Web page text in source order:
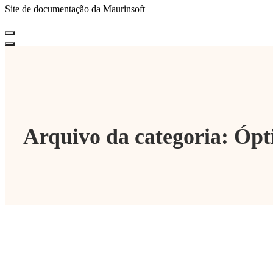
Site de documentação da Maurinsoft
Arquivo da categoria: